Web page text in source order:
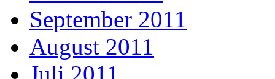
September 2011
August 2011